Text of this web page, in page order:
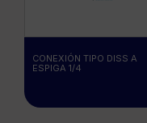
CONEXIÓN TIPO DISS A
ESPIGA 1/4